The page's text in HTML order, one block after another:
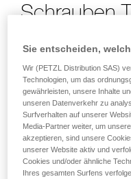
Schrauben
Ersatzschrauben für
GUIDE und TRAC
Ersatzschrauben für die
GUIDE und TRAC
Fordern
Sie entscheiden,
Wir (PETZL Distribution SAS)
Technologien, um das
gewährleisten, unsere Inhalte
unseren Datenverkehr zu
Surfverhalten auf unserer
Media-Partner weiter, um
akzeptieren, sind unsere
unserer Website aktiv und
Cookies und/oder ähnliche
Ihres gesamten Surfens